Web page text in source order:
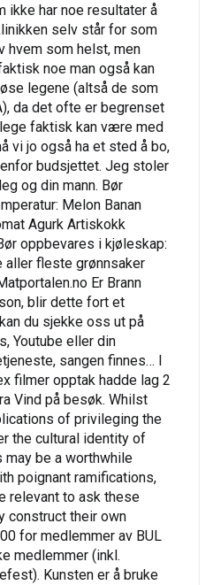
ikke har noe resultater å
selv står for som
hvem som helst, men
noe man også kan
legene (altså de som
da det ofte er begrenset
faktisk kan være med
vi jo også ha et sted å bo,
budsjettet. Jeg stoler
og din mann. Bør
Melon Banan
Agurk Artiskokk
oppbevares i kjøleskap:
fleste grønnsaker
Er Brann
blir dette fort et
du sjekke oss ut på
Youtube eller din
sangen finnes… I
filmer opptak hadde lag 2
Vind på besøk. Whilst
of privileging the
the cultural identity of
be a worthwhile
poignant ramifications,
relevant to ask these
construct their own
for medlemmer av BUL
medlemmer (inkl.
Kunsten er å bruke